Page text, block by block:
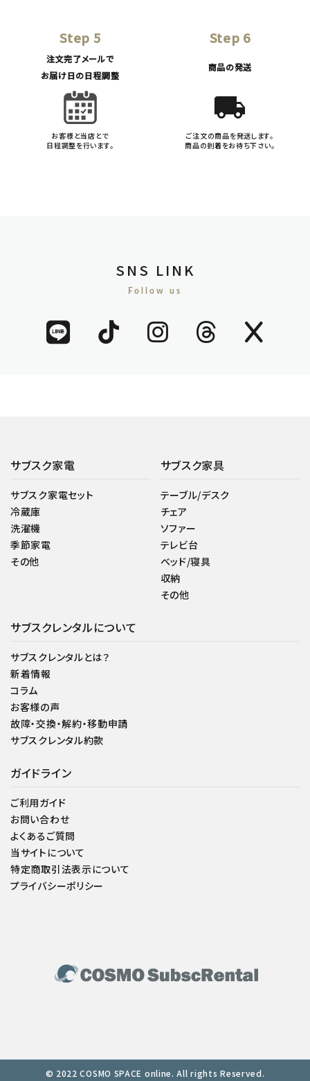
Step 5
注文完了メールで
お届け日の日程調整
お客様と当店とで
日程調整を行います。
Step 6
商品の発送
local_shipping
ご注文の商品を発送します。
商品の到着をお待ち下さい。
SNS LINK
Follow us
サブスク家電
サブスク家電セット
冷蔵庫
洗濯機
季節家電
その他
サブスク家具
テーブル/デスク
チェア
ソファー
テレビ台
ベッド/寝具
収納
その他
サブスクレンタルについて
サブスクレンタルとは？
新着情報
コラム
お客様の声
故障・交換・解約・移動申請
サブスクレンタル約款
ガイドライン
ご利用ガイド
お問い合わせ
よくあるご質問
当サイトについて
特定商取引法表示について
プライバシーポリシー
© 2022 COSMO SPACE online. All rights Reserved.